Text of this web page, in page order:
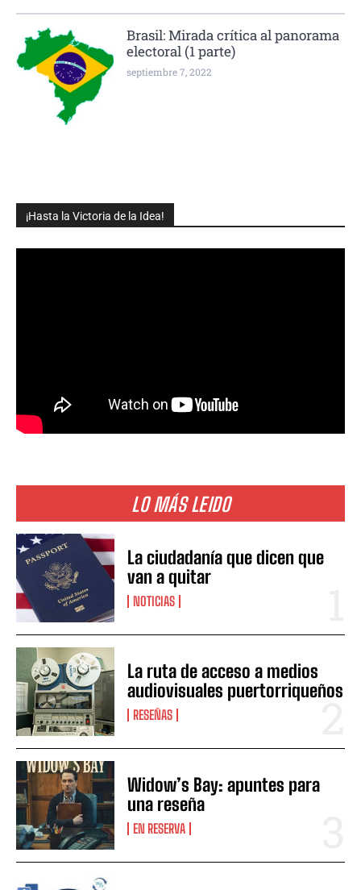
¡Hasta la Victoria de la Idea!
LO MÁS LEIDO
La ciudadanía que dicen que
van a quitar
NOTICIAS
La ruta de acceso a medios
audiovisuales puertorriqueños
RESEÑAS
Widow’s Bay: apuntes para
una reseña
EN RESERVA
Brasil: Mirada crítica al panorama
electoral (1 parte)
septiembre 7, 2022